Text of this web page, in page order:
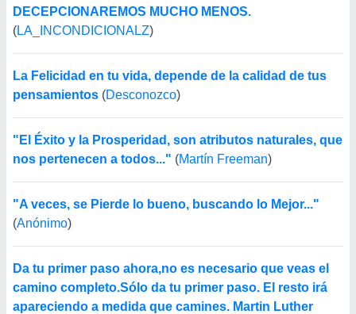
DECEPCIONAREMOS MUCHO MENOS.
(LA_INCONDICIONALZ)
La Felicidad en tu vida, depende de la calidad de tus
pensamientos (Desconozco)
"El Éxito y la Prosperidad, son atributos naturales, que
nos pertenecen a todos..." (Martín Freeman)
"A veces, se Pierde lo bueno, buscando lo Mejor..."
(Anónimo)
Da tu primer paso ahora,no es necesario que veas el
camino completo.Sólo da tu primer paso. El resto irá
apareciendo a medida que camines. Martin Luther